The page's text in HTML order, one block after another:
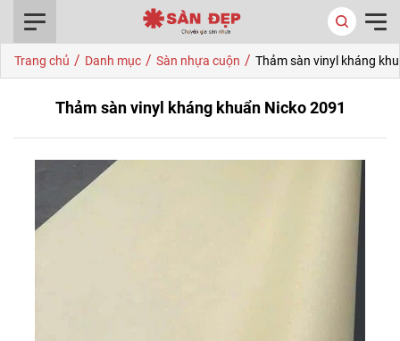
Trang chủ / Danh mục / Sàn nhựa cuộn / Thảm sàn vinyl kháng
Thảm sàn vinyl kháng khuẩn Nicko 2091